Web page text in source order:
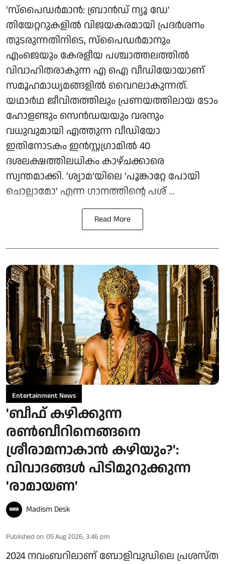
'സ്‌പൈഡർമാൻ: ബ്രാൻഡ് ന്യൂ ഡേ'
തിയേറ്ററുകളിൽ വിജയകരമായി പ്രദർശനം
തുടരുന്നതിനിടെ, സ്പൈഡർമാനും
എംജെയും കേരളീയ പശ്ചാത്തലത്തിൽ
വിവാഹിതരാകുന്ന എ ഐ വീഡിയോയാണ്
സമൂഹമാധ്യമങ്ങളിൽ വൈറലാകുന്നത്.
യഥാർഥ ജീവിതത്തിലും പ്രണയത്തിലായ ടോം
ഹോളണ്ടും സെൻഡയയും വരനും
വധുവുമായി എത്തുന്ന വീഡിയോ
ഇതിനോടകം ഇൻസ്റ്റഗ്രാമിൽ 40
ദശലക്ഷത്തിലധികം കാഴ്ചക്കാരെ
സ്വന്തമാക്കി. 'ശ്യാമ'യിലെ 'പൂങ്കാറ്റേ പോയി
ചൊല്ലാമോ' എന്ന ഗാനത്തിന്റെ പശ് ...
Read More
Entertainment News
'ബീഫ് കഴിക്കുന്ന
രൺബീറിനെങ്ങനെ
ശ്രീരാമനാകാൻ കഴിയും?':
വിവാദങ്ങൾ പിടിമുറുക്കുന്ന
'രാമായണ'
Madism Desk
Published on: 05 Aug 2026, 3:46 pm
2024 നവംബറിലാണ് ബോളിവുഡിലെ പ്രശസ്ത